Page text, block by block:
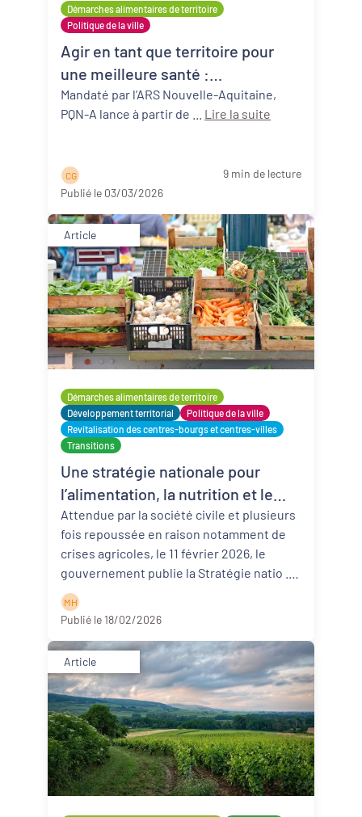
Démarches alimentaires de territoire
Politique de la ville
Agir en tant que territoire pour
une meilleure santé :
alimentation, activités physiques
et lutte contre la sédentarité
Mandaté par l’ARS Nouvelle-Aquitaine,
Lire la suite
C G
9 min de lecture
Publié le 03/03/2026
Article
Démarches alimentaires de territoire
Développement territorial
Politique de la ville
Revitalisation des centres-bourgs et centres-villes
Transitions
Une stratégie nationale pour
l’alimentation, la nutrition et le
climat
Attendue par la société civile et plusieurs
fois repoussée en raison notamment de
crises agricoles, le 11 février 2026, le
Lire la suite
M H
Publié le 18/02/2026
Article